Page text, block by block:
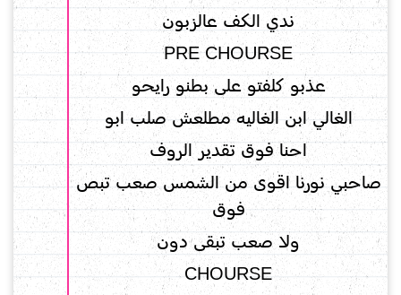
ندي الكف عالزبون
PRE CHOURSE
عذبو كلفتو على بطنو رايحو
الغالي ابن الغاليه مطلعش صلب ابو
احنا فوق تقدير الروف
صاحبي نورنا اقوى من الشمس صعب تبص
فوق
ولا صعب تبقى دون
CHOURSE